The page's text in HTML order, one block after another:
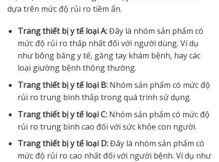
dựa trên mức độ rủi ro tiềm ẩn.
Trang thiết bị y tế loại A:Đây là nhóm sản phẩm có
mức độ rủi ro thấp nhất đối với người dùng. Ví dụ
như bông băng y tế, găng tay khám bệnh, hay các
loại giường bệnh thông thường.
Trang thiết bị y tế loại B:Nhóm sản phẩm có mức độ
rủi ro trung bình thấp trong quá trình sử dụng.
Trang thiết bị y tế loại C:Nhóm sản phẩm có mức độ
rủi ro trung bình cao đối với sức khỏe con người.
Trang thiết bị y tế loại D:Đây là nhóm sản phẩm có
mức độ rủi ro cao nhất đối với người bệnh. Ví dụ như